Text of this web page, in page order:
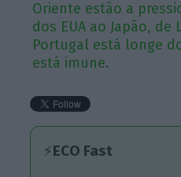
Oriente estão a
dos EUA ao Japão,
Portugal está longe
está imune.
⚡ECO Fast